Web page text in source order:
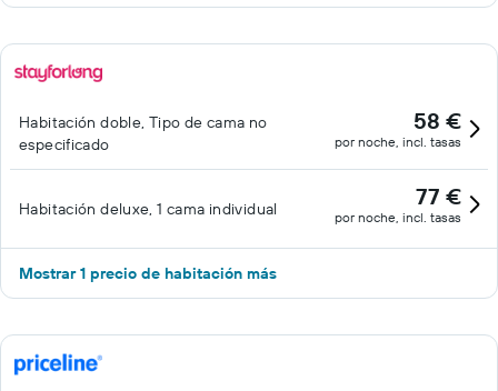
Habitación doble, Tipo de cama no
especificado
58 €
por noche, incl. tasas
Habitación deluxe, 1 cama individual 77 €
por noche, incl. tasas
Mostrar 1 precio de habitación más